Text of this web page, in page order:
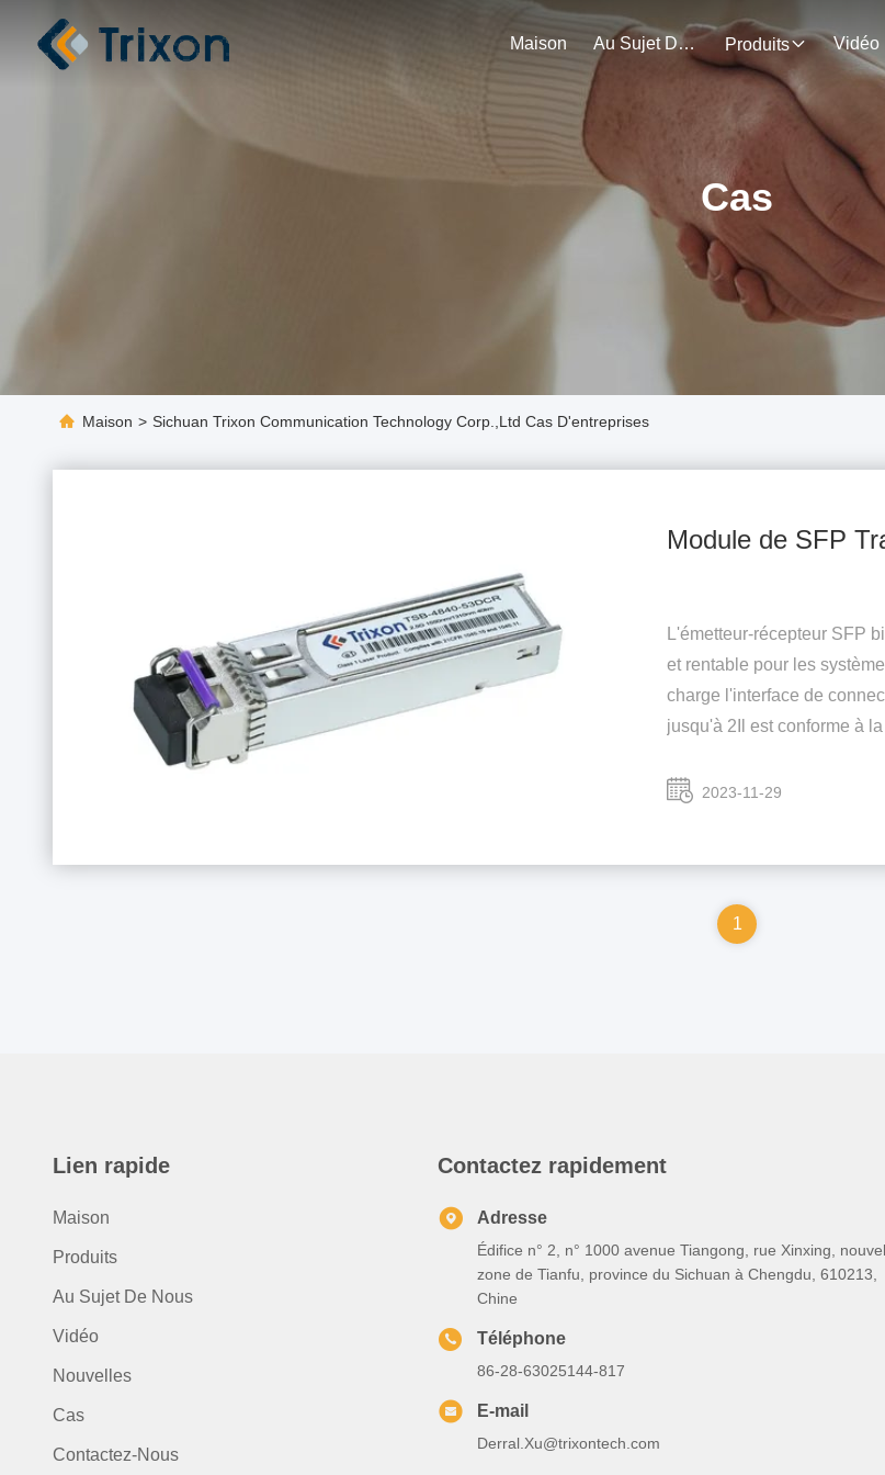
Maison Au Sujet De Nous Produits Vidéo
Cas
Maison > Sichuan Trixon Communication Technology Corp.,Ltd Cas D'entreprises
Module de SFP
L'émetteur-récepteur SFP
et rentable pour les
charge l'interface de
jusqu'à 2Il est conforme à
2023-11-29
1
Lien rapide
Maison
Produits
Au Sujet De Nous
Vidéo
Nouvelles
Cas
Contactez-Nous
Contactez rapidement
Adresse
Édifice n° 2, n° 1000 avenue Tiangong, rue Xinxing,
zone de Tianfu, province du Sichuan à Chengdu, 610213,
Chine
Téléphone
86-28-63025144-817
E-mail
Derral.Xu@trixontech.com